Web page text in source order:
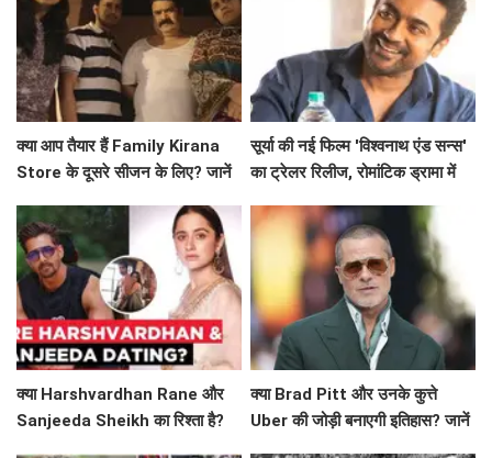
क्या आप तैयार हैं Family Kirana
Store के दूसरे सीजन के लिए? जानें
सूर्या की नई फिल्म 'विश्वनाथ एंड सन्स'
का ट्रेलर रिलीज, रोमांटिक ड्रामा में
क्या Harshvardhan Rane और
Sanjeeda Sheikh का रिश्ता है?
क्या Brad Pitt और उनके कुत्ते
Uber की जोड़ी बनाएगी इतिहास? जानें